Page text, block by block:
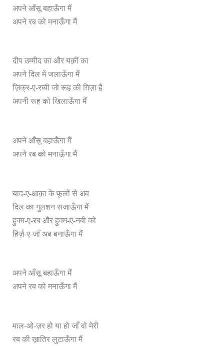
अपने आँसू बहाऊँगा मैं
अपने रब को मनाऊँगा मैं
दीप उम्मीद का और यक़ीं का
अपने दिल में जलाऊँगा मैं
ज़िक्र-ए-रब्बी जो रूह की ग़िज़ा है
अपनी रूह को खिलाऊँगा मैं
अपने आँसू बहाऊँगा मैं
अपने रब को मनाऊँगा मैं
याद-ए-आक़ा के फूलों से अब
दिल का गुलशन सजाऊँगा मैं
हुक्म-ए-रब और हुक्म-ए-नबी को
हिर्ज़-ए-जाँ अब बनाऊँगा मैं
अपने आँसू बहाऊँगा मैं
अपने रब को मनाऊँगा मैं
माल-ओ-ज़र हो या हो जाँ वो मेरी
रब की ख़ातिर लुटाऊँगा मैं